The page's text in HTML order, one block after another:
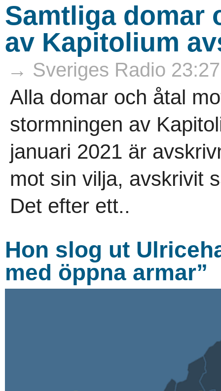
Samtliga domar
av Kapitolium
→ Sveriges Radio 23:27
Alla domar och åtal
stormningen av
januari 2021 är
mot sin vilja, avskrivit
Det efter ett..
Hon slog ut
med öppna armar”